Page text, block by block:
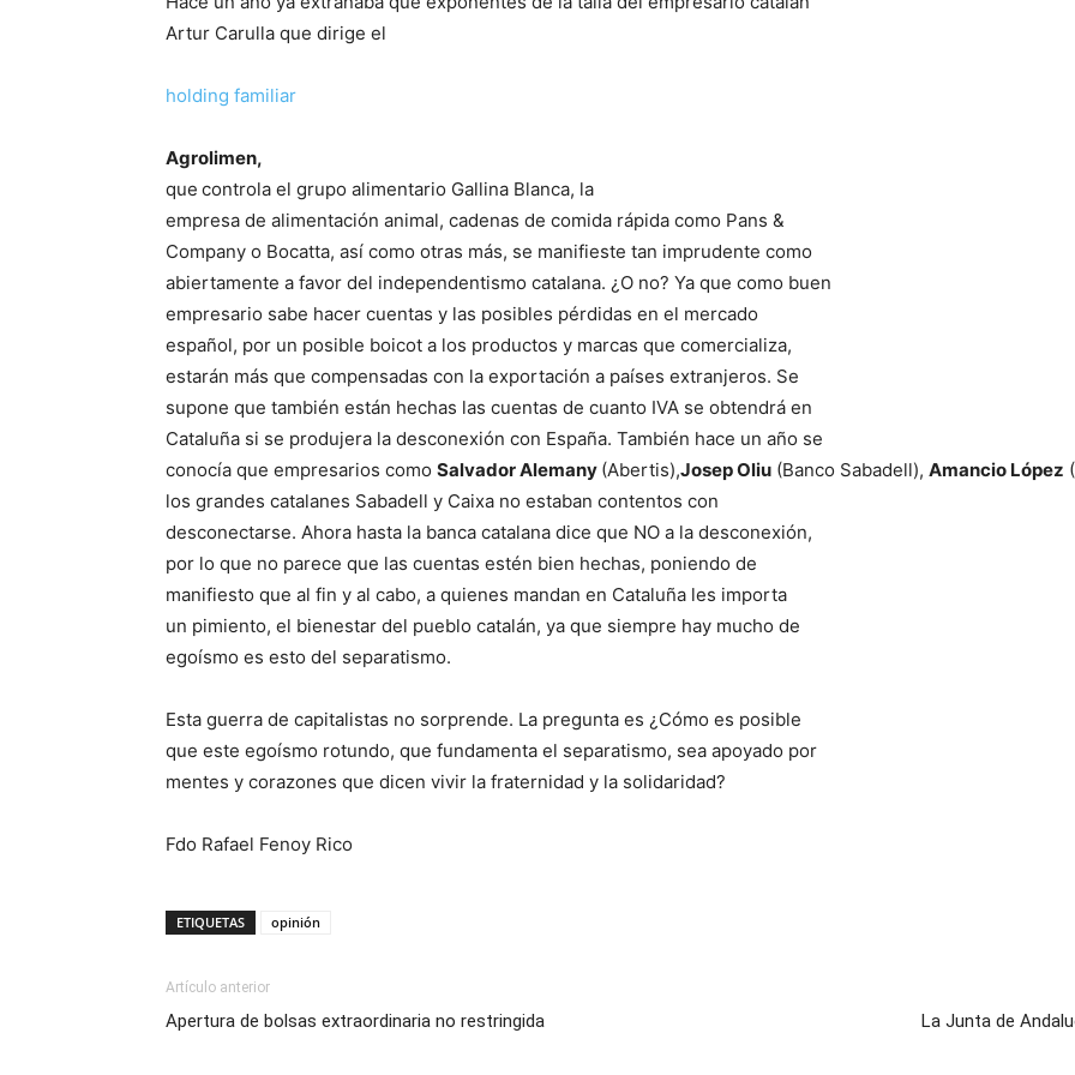
Artur Carulla que dirige el
holding familiar
Agrolimen,
que controla el grupo alimentario Gallina Blanca, la
empresa de alimentación animal, cadenas de comida rápida como Pans &
Company o Bocatta, así como otras más, se manifieste tan imprudente como
abiertamente a favor del independentismo catalana. ¿O no? Ya que como buen
empresario sabe hacer cuentas y las posibles pérdidas en el mercado
español, por un posible boicot a los productos y marcas que comercializa,
estarán más que compensadas con la exportación a países extranjeros. Se
supone que también están hechas las cuentas de cuanto IVA se obtendrá en
Cataluña si se produjera la desconexión con España. También hace un año se
conocía que empresarios como Salvador Alemany (Abertis),Josep Oliu (Banco Sabadell), Amancio López
los grandes catalanes Sabadell y Caixa no estaban contentos con
desconectarse. Ahora hasta la banca catalana dice que NO a la desconexión,
por lo que no parece que las cuentas estén bien hechas, poniendo de
manifiesto que al fin y al cabo, a quienes mandan en Cataluña les importa
un pimiento, el bienestar del pueblo catalán, ya que siempre hay mucho de
egoísmo es esto del separatismo.
Esta guerra de capitalistas no sorprende. La pregunta es ¿Cómo es posible
que este egoísmo rotundo, que fundamenta el separatismo, sea apoyado por
mentes y corazones que dicen vivir la fraternidad y la solidaridad?
Fdo Rafael Fenoy Rico
ETIQUETAS opinión
Artículo anterior
Apertura de bolsas extraordinaria no restringida La Junta de